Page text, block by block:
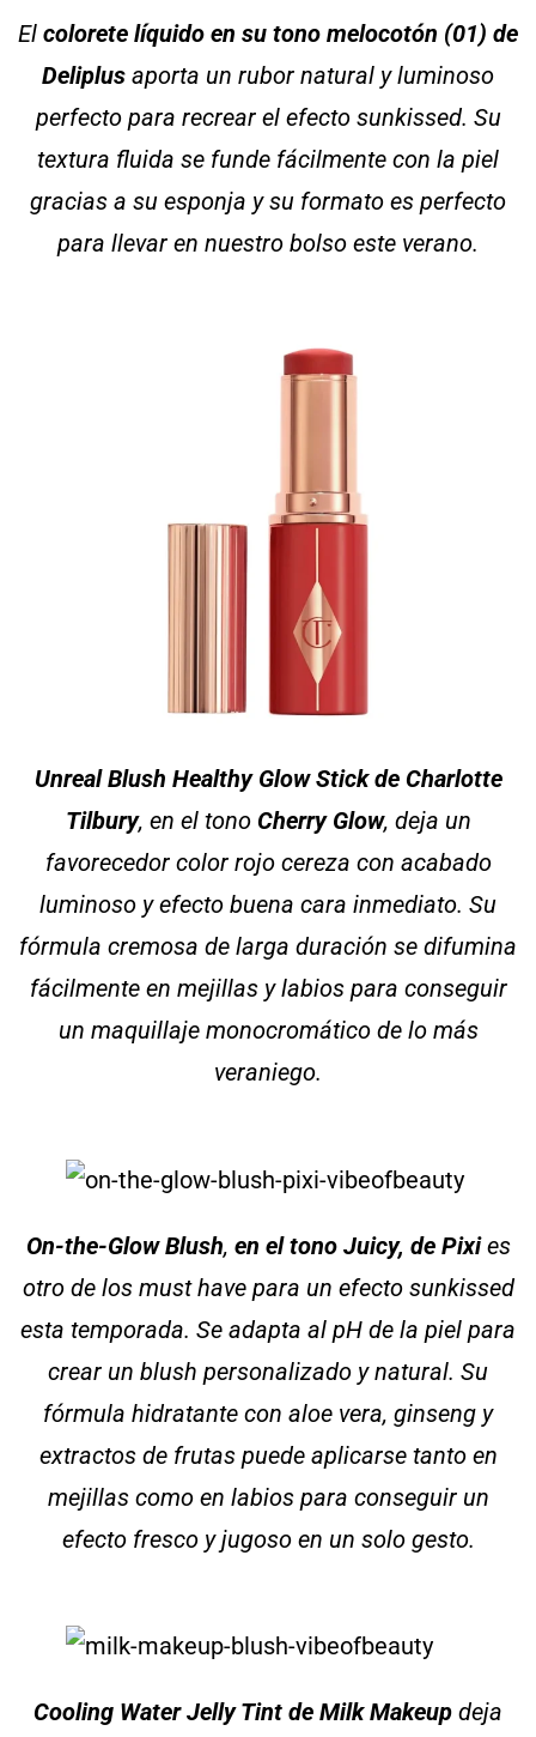
El colorete líquido en su tono melocotón (01) de
Deliplus aporta un rubor natural y luminoso
perfecto para recrear el efecto sunkissed. Su
textura fluida se funde fácilmente con la piel
gracias a su esponja y su formato es perfecto
para llevar en nuestro bolso este verano.
Unreal Blush Healthy Glow Stick de Charlotte
Tilbury, en el tono Cherry Glow, deja un
favorecedor color rojo cereza con acabado
luminoso y efecto buena cara inmediato. Su
fórmula cremosa de larga duración se difumina
fácilmente en mejillas y labios para conseguir
un maquillaje monocromático de lo más
veraniego.
On-the-Glow Blush, en el tono Juicy, de Pixies
otro de los must have para un efecto sunkissed
esta temporada. Se adapta al pH de la piel para
crear un blush personalizado y natural. Su
fórmula hidratante con aloe vera, ginseng y
extractos de frutas puede aplicarse tanto en
mejillas como en labios para conseguir un
efecto fresco y jugoso en un solo gesto.
Cooling Water Jelly Tint de Milk Makeup deja